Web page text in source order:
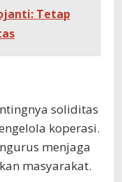
Tetap
soliditas
koperasi.
menjaga
masyarakat.